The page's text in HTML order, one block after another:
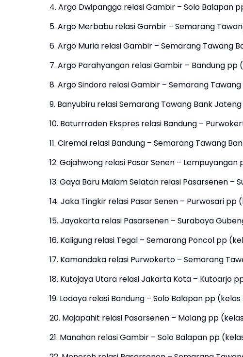
4. Argo Dwipangga relasi Gambir – Solo Balapan
5. Argo Merbabu relasi Gambir – Semarang
6. Argo Muria relasi Gambir – Semarang Tawang
7. Argo Parahyangan relasi Gambir – Bandung
8. Argo Sindoro relasi Gambir – Semarang
9. Banyubiru relasi Semarang Tawang Bank
10. Baturrraden Ekspres relasi Bandung –
11. Ciremai relasi Bandung – Semarang Tawang
12. Gajahwong relasi Pasar Senen –
13. Gaya Baru Malam Selatan relasi Pasarsenen
14. Jaka Tingkir relasi Pasar Senen – Purwosari pp
15. Jayakarta relasi Pasarsenen – Surabaya
16. Kaligung relasi Tegal – Semarang Poncol pp
17. Kamandaka relasi Purwokerto – Semarang
18. Kutojaya Utara relasi Jakarta Kota – Kutoarjo
19. Lodaya relasi Bandung – Solo Balapan pp
20. Majapahit relasi Pasarsenen – Malang pp
21. Manahan relasi Gambir – Solo Balapan pp